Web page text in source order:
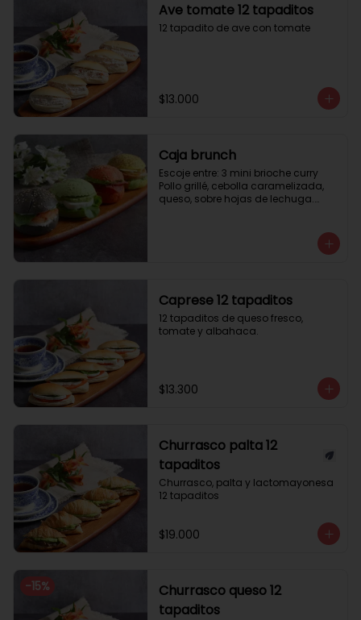
Ave tomate 12 tapaditos
12 tapadito de ave con tomate
$13.000
Caja brunch
Escoje entre: 3 mini brioche curry
Pollo grillé, cebolla caramelizada,
queso, sobre hojas de lechuga.
hojas de rúcula
Caprese 12 tapaditos
12 tapaditos de queso fresco,
tomate y albahaca.
$13.300
Churrasco palta 12
tapaditos
Churrasco, palta y lactomayonesa
12 tapaditos
$19.000
-15%
Churrasco queso 12
tapaditos